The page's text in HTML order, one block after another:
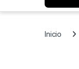
Inicio